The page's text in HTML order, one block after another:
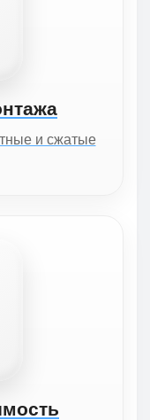
и сжатые